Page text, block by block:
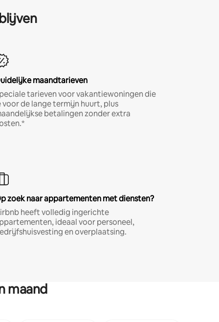
maandtarieven
tarieven voor vakantiewoningen die
voor de lange termijn huurt, plus
betalingen zonder extra
zoek naar appartementen met diensten?
heeft volledig ingerichte
ideaal voor personeel,
en overplaatsing.
maand